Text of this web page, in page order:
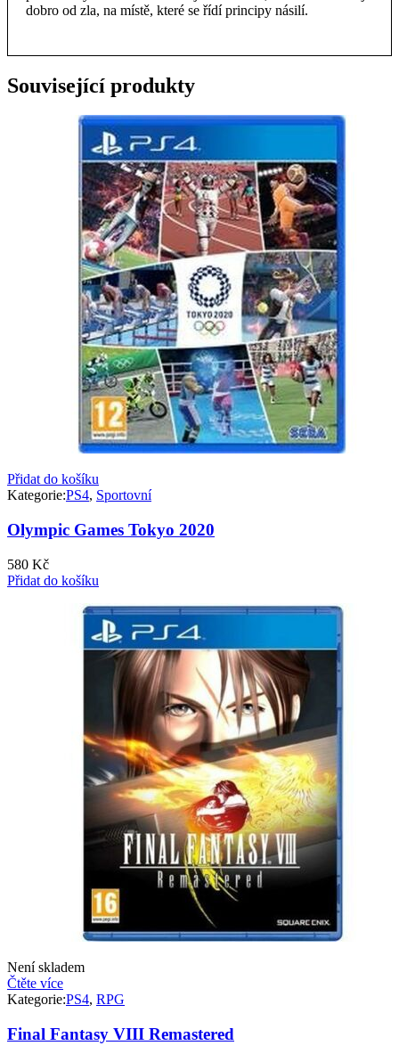
dobro od zla, na místě, které se řídí principy násilí.
Související produkty
Přidat do košíku
Kategorie:PS4, Sportovní
Olympic Games Tokyo 2020
580 Kč
Přidat do košíku
Není skladem
Čtěte více
Kategorie:PS4, RPG
Final Fantasy VIII Remastered